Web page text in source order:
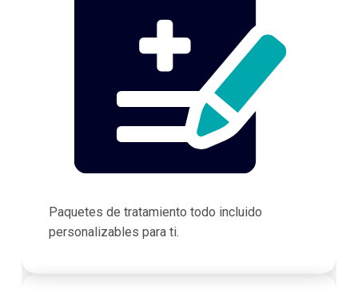
Paquetes de tratamiento todo incluido
personalizables para ti.